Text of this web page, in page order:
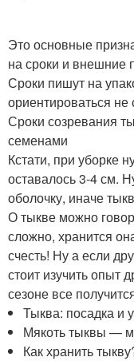
Это основные
на сроки и внешние
Сроки пишут на
ориентироваться не
Сроки созревания
семенами
Кстати, при уборке
оставалось 3-4 см.
оболочку, иначе
О тыкве можно
сложно, хранится
счесть! Ну а если
стоит изучить опыт
сезоне все
Тыква: посадка и
Мякоть тыквы —
Как хранить